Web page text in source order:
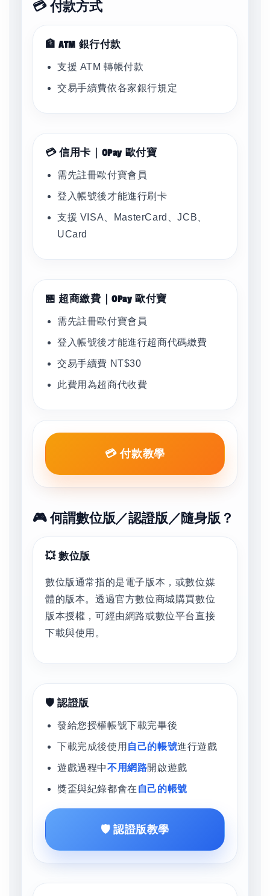
💳 付款方式
🏦 ATM 銀行付款
支援 ATM 轉帳付款
交易手續費依各家銀行規定
💳 信用卡｜OPay 歐付寶
需先註冊歐付寶會員
登入帳號後才能進行刷卡
支援 VISA、MasterCard、JCB、
UCard
🏪 超商繳費｜OPay 歐付寶
需先註冊歐付寶會員
登入帳號後才能進行超商代碼繳費
交易手續費 NT$30
此費用為超商代收費
💳 付款教學
🎮 何謂數位版／認證版／隨身版？
💥 數位版
數位版通常指的是電子版本，或數位媒
體的版本。透過官方數位商城購買數位
版本授權，可經由網路或數位平台直接
下載與使用。
🛡️ 認證版
發給您授權帳號下載完畢後
下載完成後使用 自己的帳號進行遊戲
遊戲過程中不用網路開啟遊戲
獎盃與紀錄都會在 自己的帳號
🛡️ 認證版教學